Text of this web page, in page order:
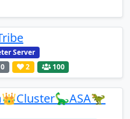
Server
0 2 100